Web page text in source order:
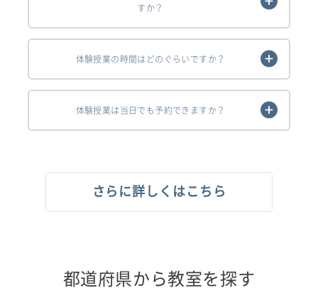
すか？
体験授業の時間はどのぐらいですか？
体験授業は当日でも予約できますか？
さらに詳しくはこちら
都道府県から教室を探す